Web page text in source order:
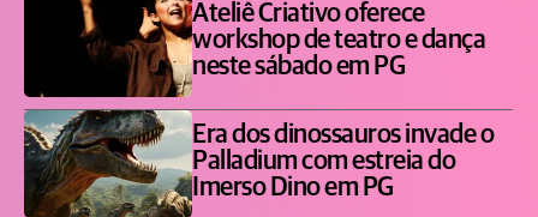
Ateliê Criativo oferece
workshop de teatro e dança
neste sábado em PG
Era dos dinossauros invade o
Palladium com estreia do
Imerso Dino em PG